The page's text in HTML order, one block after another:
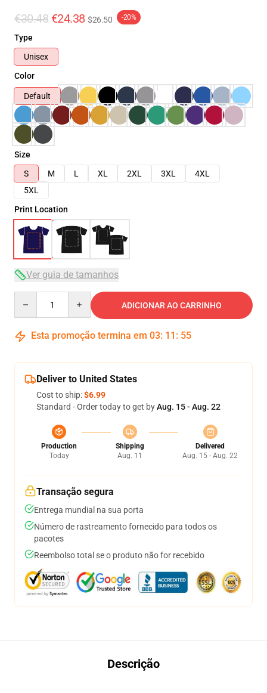
€30.48 €24.38 $26.50 -20%
Type
Unisex
Color
Default
Size
S
M L XL 2XL 3XL
4XL
5XL
Print Location
Ver guia de tamanhos
ADICIONAR AO CARRINHO
Esta promoção termina em 03: 11 : 54
Deliver to United States
Cost to ship:$6.99
Standard - Order today to get byAug. 15 - Aug. 22
Production
Today
Shipping
Aug. 11
Delivered
Aug. 15 - Aug. 22
Transação segura
Entrega mundial na sua porta
Número de rastreamento fornecido para todos os
pacotes
Reembolso total se o produto não for recebido
Descrição